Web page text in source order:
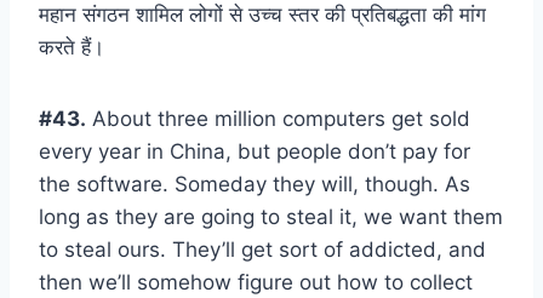
महान संगठन शामिल लोगों से उच्च स्तर की प्रतिबद्धता की मांग
करते हैं।
#43. About three million computers get sold
every year in China, but people don’t pay for
the software. Someday they will, though. As
long as they are going to steal it, we want them
to steal ours. They’ll get sort of addicted, and
then we’ll somehow figure out how to collect